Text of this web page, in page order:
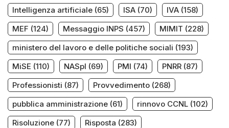
Intelligenza artificiale (65) ISA (70) IVA (158)
MEF (124) Messaggio INPS (457) MIMIT (228)
ministero del lavoro e delle politiche sociali (193)
MiSE (110) NASpI (69) PMI (74) PNRR (87)
Professionisti (87) Provvedimento (268)
pubblica amministrazione (61) rinnovo CCNL (102)
Risoluzione (77) Risposta (283)